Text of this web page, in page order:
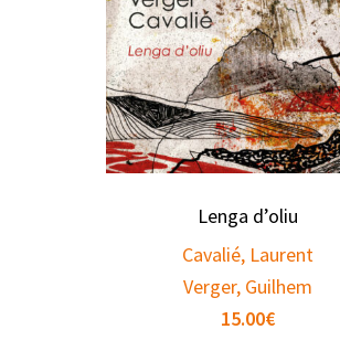
Lenga d’oliu
Cavalié, Laurent
Verger, Guilhem
15.00€